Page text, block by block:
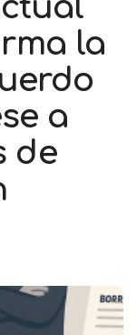
la
a
de